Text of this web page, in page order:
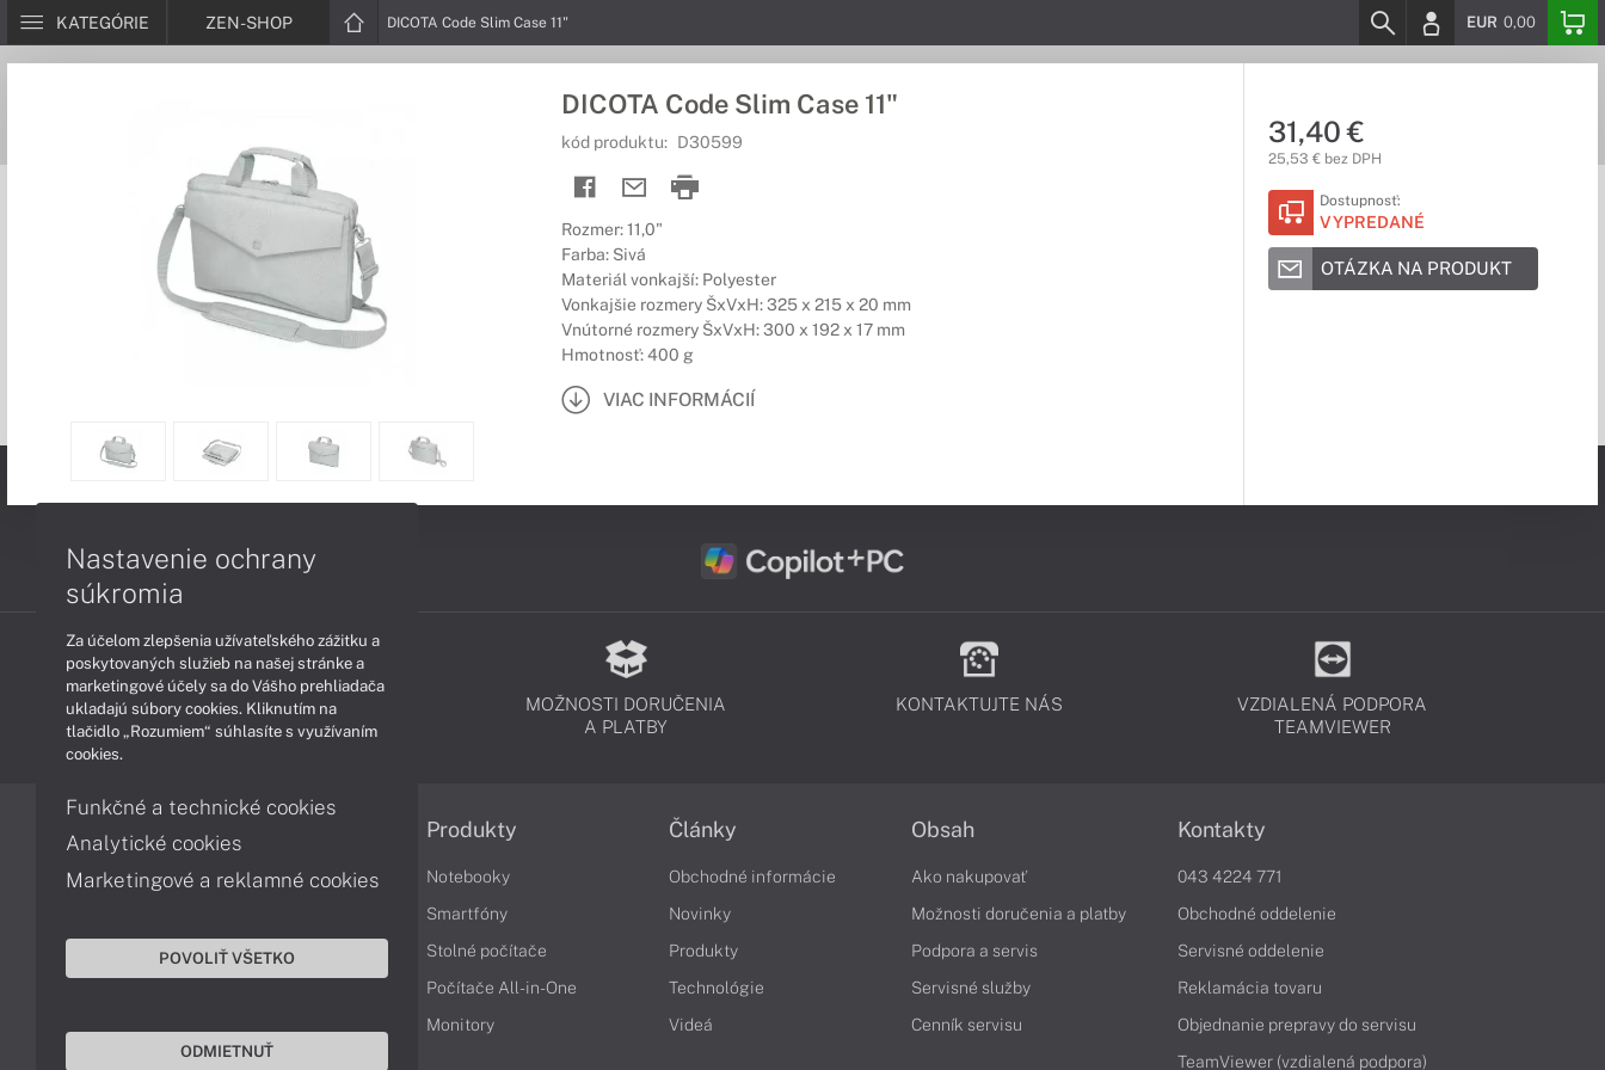
KATEGÓRIE ZEN-SHOP DICOTA Code Slim Case 11" EUR 0,00
DICOTA Code Slim Case 11"
kód produktu: D30599
Rozmer: 11,0"
Farba: Sivá
Materiál vonkajší: Polyester
Vonkajšie rozmery ŠxVxH: 325 x 215 x 20 mm
Vnútorné rozmery ŠxVxH: 300 x 192 x 17 mm
Hmotnosť: 400 g
VIAC INFORMÁCIÍ
31,40 €
25,53 € bez DPH
Dostupnosť:
VYPREDANÉ
OTÁZKA NA PRODUKT
PODPORA A SERVIS
MOŽNOSTI DORUČENIA
A PLATBY
KONTAKTUJTE NÁS
VZDIALENÁ PODPORA
TEAMVIEWER
Informácie
Obchodné podmienky
Ochrana osobných údajov
Cookies
Produkty
Notebooky
Smartfóny
Stolné počítače
Počítače All-in-One
Monitory
Články
Obchodné informácie
Novinky
Produkty
Technológie
Videá
Obsah
Ako nakupovať
Možnosti doručenia a platby
Podpora a servis
Servisné služby
Cenník servisu
Kontakty
043 4224 771
Obchodné oddelenie
Servisné oddelenie
Reklamácia tovaru
Objednanie prepravy do servisu
TeamViewer (vzdialená podpora)
Nastavenie ochrany
súkromia
Za účelom zlepšenia užívateľského zážitku a
poskytovaných služieb na našej stránke a
marketingové účely sa do Vášho prehliadača
ukladajú súbory cookies. Kliknutím na
tlačidlo „Rozumiem“ súhlasíte s využívaním
cookies.
Funkčné a technické cookies
Analytické cookies
Marketingové a reklamné cookies
POVOLIŤ VŠETKO
ODMIETNUŤ